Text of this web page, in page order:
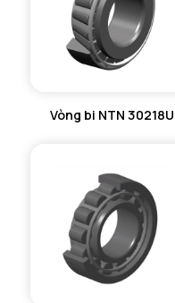
Vòng bi NTN 30218U